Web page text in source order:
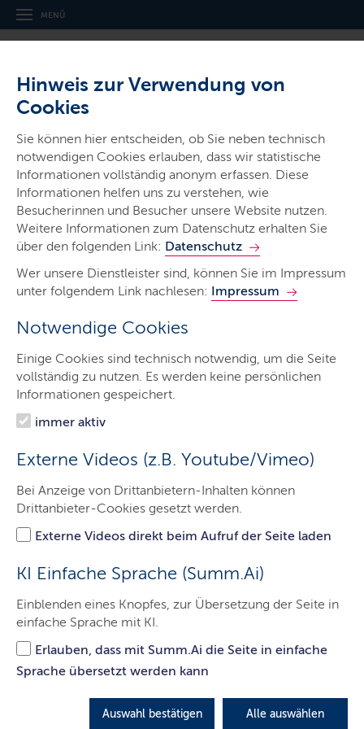
Hinweis zur Verwendung von
Cookies
Sie können hier entscheiden, ob Sie neben technisch
notwendigen Cookies erlauben, dass wir statistische
Informationen vollständig anonym erfassen. Diese
Informationen helfen uns zu verstehen, wie
Besucherinnen und Besucher unsere Website nutzen.
Weitere Informationen zum Datenschutz erhalten Sie
über den folgenden Link: Datenschutz
Wer unsere Dienstleister sind, können Sie im Impressum
unter folgendem Link nachlesen: Impressum
Notwendige Cookies
Einige Cookies sind technisch notwendig, um die Seite
vollständig zu nutzen. Es werden keine persönlichen
Informationen gespeichert.
immer aktiv
Externe Videos (z.B. Youtube/Vimeo)
Bei Anzeige von Drittanbietern-Inhalten können
Drittanbieter-Cookies gesetzt werden.
Externe Videos direkt beim Aufruf der Seite laden
KI Einfache Sprache (Summ.Ai)
Einblenden eines Knopfes, zur Übersetzung der Seite in
einfache Sprache mit KI.
Erlauben, dass mit Summ.Ai die Seite in einfache
Sprache übersetzt werden kann
Auswahl bestätigen Alle auswählen
MENÜ
Landgericht Itzehoe
Gerichte & Justizbehörden
Start
Das Gericht
Aufgaben
Besucher & Service
Presse & Medien
Ausbildung & Beruf
DSI Notarbewerbungen
DSI Notarbewerbungen